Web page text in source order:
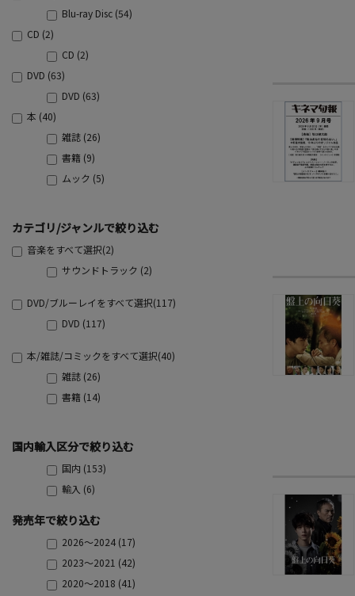
Blu-ray Disc (54)
CD (2)
CD (2)
DVD (63)
DVD (63)
本 (40)
雑誌 (26)
書籍 (9)
ムック (5)
カテゴリ/ジャンルで絞り込む
音楽をすべて選択(2)
サウンドトラック (2)
DVD/ブルーレイをすべて選択(117)
DVD (117)
本/雑誌/コミックをすべて選択(40)
雑誌 (26)
書籍 (14)
国内輸入区分で絞り込む
国内 (153)
輸入 (6)
発売年で絞り込む
2026～2024 (17)
2023～2021 (42)
2020～2018 (41)